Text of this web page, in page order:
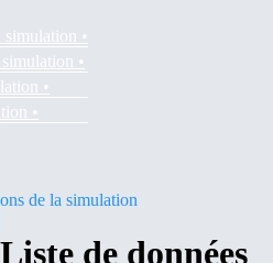
simulation •
•
•
•
de la simulation
Liste de données